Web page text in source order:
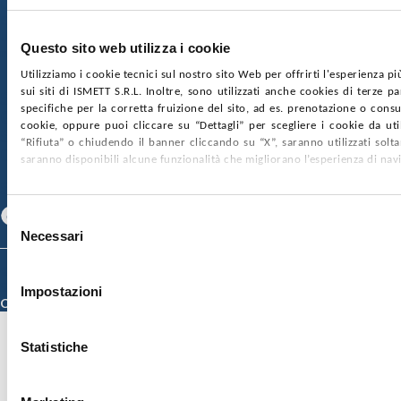
Questo sito web utilizza i cookie
Utilizziamo i cookie tecnici sul nostro sito Web per offrirti l'esperienza
sui siti di ISMETT S.R.L. Inoltre, sono utilizzati anche cookies di terze
specifiche per la corretta fruizione del sito, ad es. prenotazione o
cookie, oppure puoi cliccare su “Dettagli” per scegliere i cookie da
“Rifiuta” o chiudendo il banner cliccando su “X”, saranno utilizzati
saranno disponibili alcune funzionalità che migliorano l’esperienza di
Selezione
delNecessari
Impostazioni
Statistiche
nr. REA PA-201818 P.I. 04544550827
SOCIETÀ TRASPARENTE WHISTLEBLOWING
GARE E CONTRATTIPRIVACYCOOKIE POLICY
SOSTIENICIMAPPA DEL SITOACCESSIBILITÀ
CONTATTI
Specializzazione)
Credits